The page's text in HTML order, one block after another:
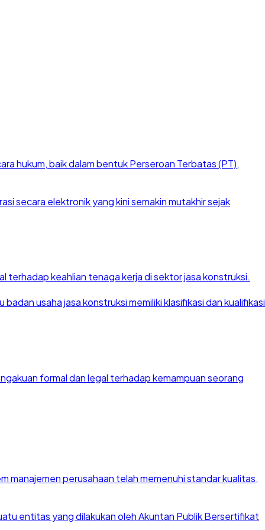
hukum, baik dalam bentuk Perseroan Terbatas (PT),
secara elektronik yang kini semakin mutakhir sejak
keahlian tenaga kerja di sektor jasa konstruksi.
usaha jasa konstruksi memiliki klasifikasi dan kualifikasi
formal dan legal terhadap kemampuan seorang
perusahaan telah memenuhi standar kualitas,
entitas yang dilakukan oleh Akuntan Publik Bersertifikat